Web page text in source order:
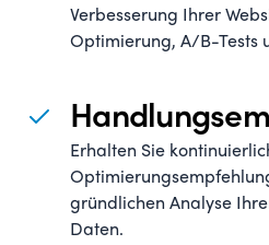
Verbesserung Ihrer
Optimierung, A/B-Tests
Erhalten Sie
gründlichen Analyse
Daten.